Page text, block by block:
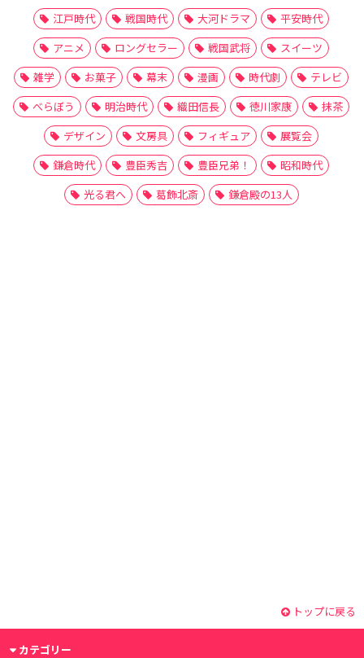
江戸時代 戦国時代 大河ドラマ
平安時代
アニメ
ロングセラー 戦国武将
スイーツ
雑学
お菓子 幕末 漫画 時代劇
テレビ
べらぼう
明治時代 織田信長 徳川家康
抹茶
デザイン
文房具 フィギュア
展覧会
鎌倉時代
豊臣秀吉 豊臣兄弟！
昭和時代
光る君へ
葛飾北斎 鎌倉殿の13人
トップに戻る
カテゴリー